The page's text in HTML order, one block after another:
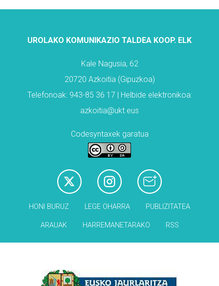
UROLAKO KOMUNIKAZIO TALDEA KOOP. ELK
Kale Nagusia, 62
20720 Azkoitia (Gipuzkoa)
Telefonoak: 943-85 36 17 | Helbide elektronikoa:
azkoitia@ukt.eus
Codesyntaxek garatua
HONI BURUZ LEGE OHARRA PUBLIZITATEA
ARAUAK HARREMANETARAKO RSS